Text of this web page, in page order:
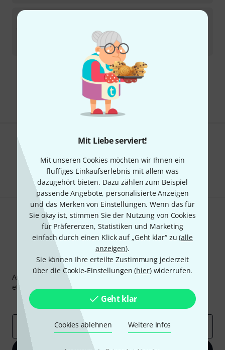
Mit Liebe serviert!
Mit unseren Cookies möchten wir Ihnen ein
fluffiges Einkaufserlebnis mit allem was
dazugehört bieten. Dazu zählen zum Beispiel
passende Angebote, personalisierte Anzeigen
und das Merken von Einstellungen. Wenn das für
Sie okay ist, stimmen Sie der Nutzung von Cookies
für Präferenzen, Statistiken und Marketing
einfach durch einen Klick auf „Geht klar“ zu (alle
anzeigen).
Sie können Ihre erteilte Zustimmung jederzeit
über die Cookie-Einstellungen (hier) widerrufen.
Geht klar
Cookies ablehnen Weitere Infos
Sofort lieferbar
Kostenloser Versand ab 29 €
Alle Preise inkl. MwSt.
Gefällt Ihnen, was Sie sehen?
Teilen Hilfe & Feedback
Thomann Newsletter
Abonniere den Thomann Newsletter und gewinne mit
etwas Glück einen von50 Gutscheinenüber jeweils50€
Inspirierende Beiträge
Deals Thomann Insights
E-Mail-Adresse*